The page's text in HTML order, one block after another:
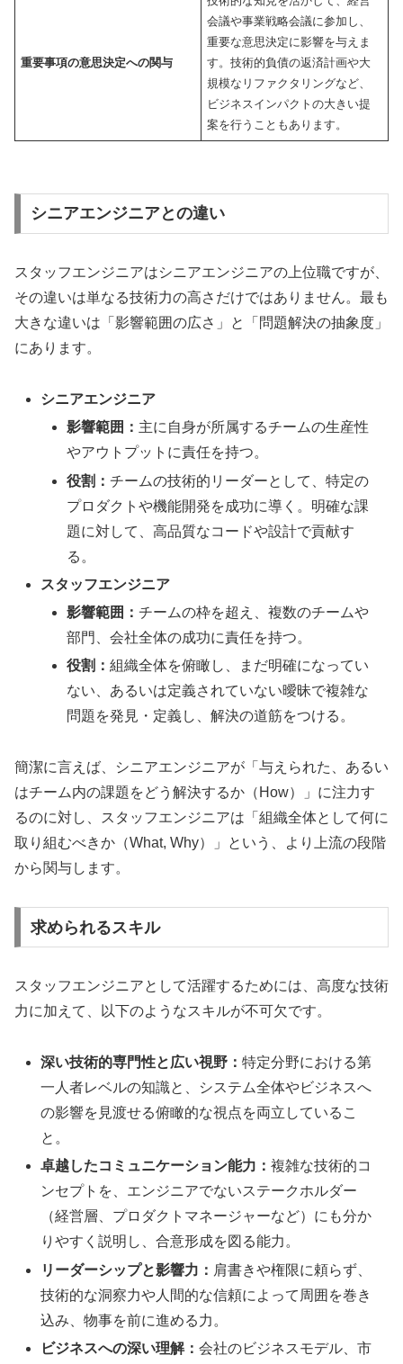
重要事項の意思決定への関与
会議や事業戦略会議に参加し、
重要な意思決定に影響を与えま
す。技術的負債の返済計画や大
規模なリファクタリングなど、
ビジネスインパクトの大きい提
案を行うこともあります。
シニアエンジニアとの違い
スタッフエンジニアはシニアエンジニアの上位職ですが、
その違いは単なる技術力の高さだけではありません。最も
大きな違いは「影響範囲の広さ」と「問題解決の抽象度」
にあります。
シニアエンジニア
影響範囲： 主に自身が所属するチームの生産性
やアウトプットに責任を持つ。
役割：チームの技術的リーダーとして、特定の
プロダクトや機能開発を成功に導く。明確な課
題に対して、高品質なコードや設計で貢献す
る。
スタッフエンジニア
影響範囲：チームの枠を超え、複数のチームや
部門、会社全体の成功に責任を持つ。
役割：組織全体を俯瞰し、まだ明確になってい
ない、あるいは定義されていない曖昧で複雑な
問題を発見・定義し、解決の道筋をつける。
簡潔に言えば、シニアエンジニアが「与えられた、あるい
はチーム内の課題をどう解決するか（How）」に注力す
るのに対し、スタッフエンジニアは「組織全体として何に
取り組むべきか（What, Why）」という、より上流の段階
から関与します。
求められるスキル
スタッフエンジニアとして活躍するためには、高度な技術
力に加えて、以下のようなスキルが不可欠です。
深い技術的専門性と広い視野：特定分野における第
一人者レベルの知識と、システム全体やビジネスへ
の影響を見渡せる俯瞰的な視点を両立しているこ
と。
卓越したコミュニケーション能力：複雑な技術的コ
ンセプトを、エンジニアでないステークホルダー
（経営層、プロダクトマネージャーなど）にも分か
りやすく説明し、合意形成を図る能力。
リーダーシップと影響力： 肩書きや権限に頼らず、
技術的な洞察力や人間的な信頼によって周囲を巻き
込み、物事を前に進める力。
ビジネスへの深い理解：会社のビジネスモデル、市